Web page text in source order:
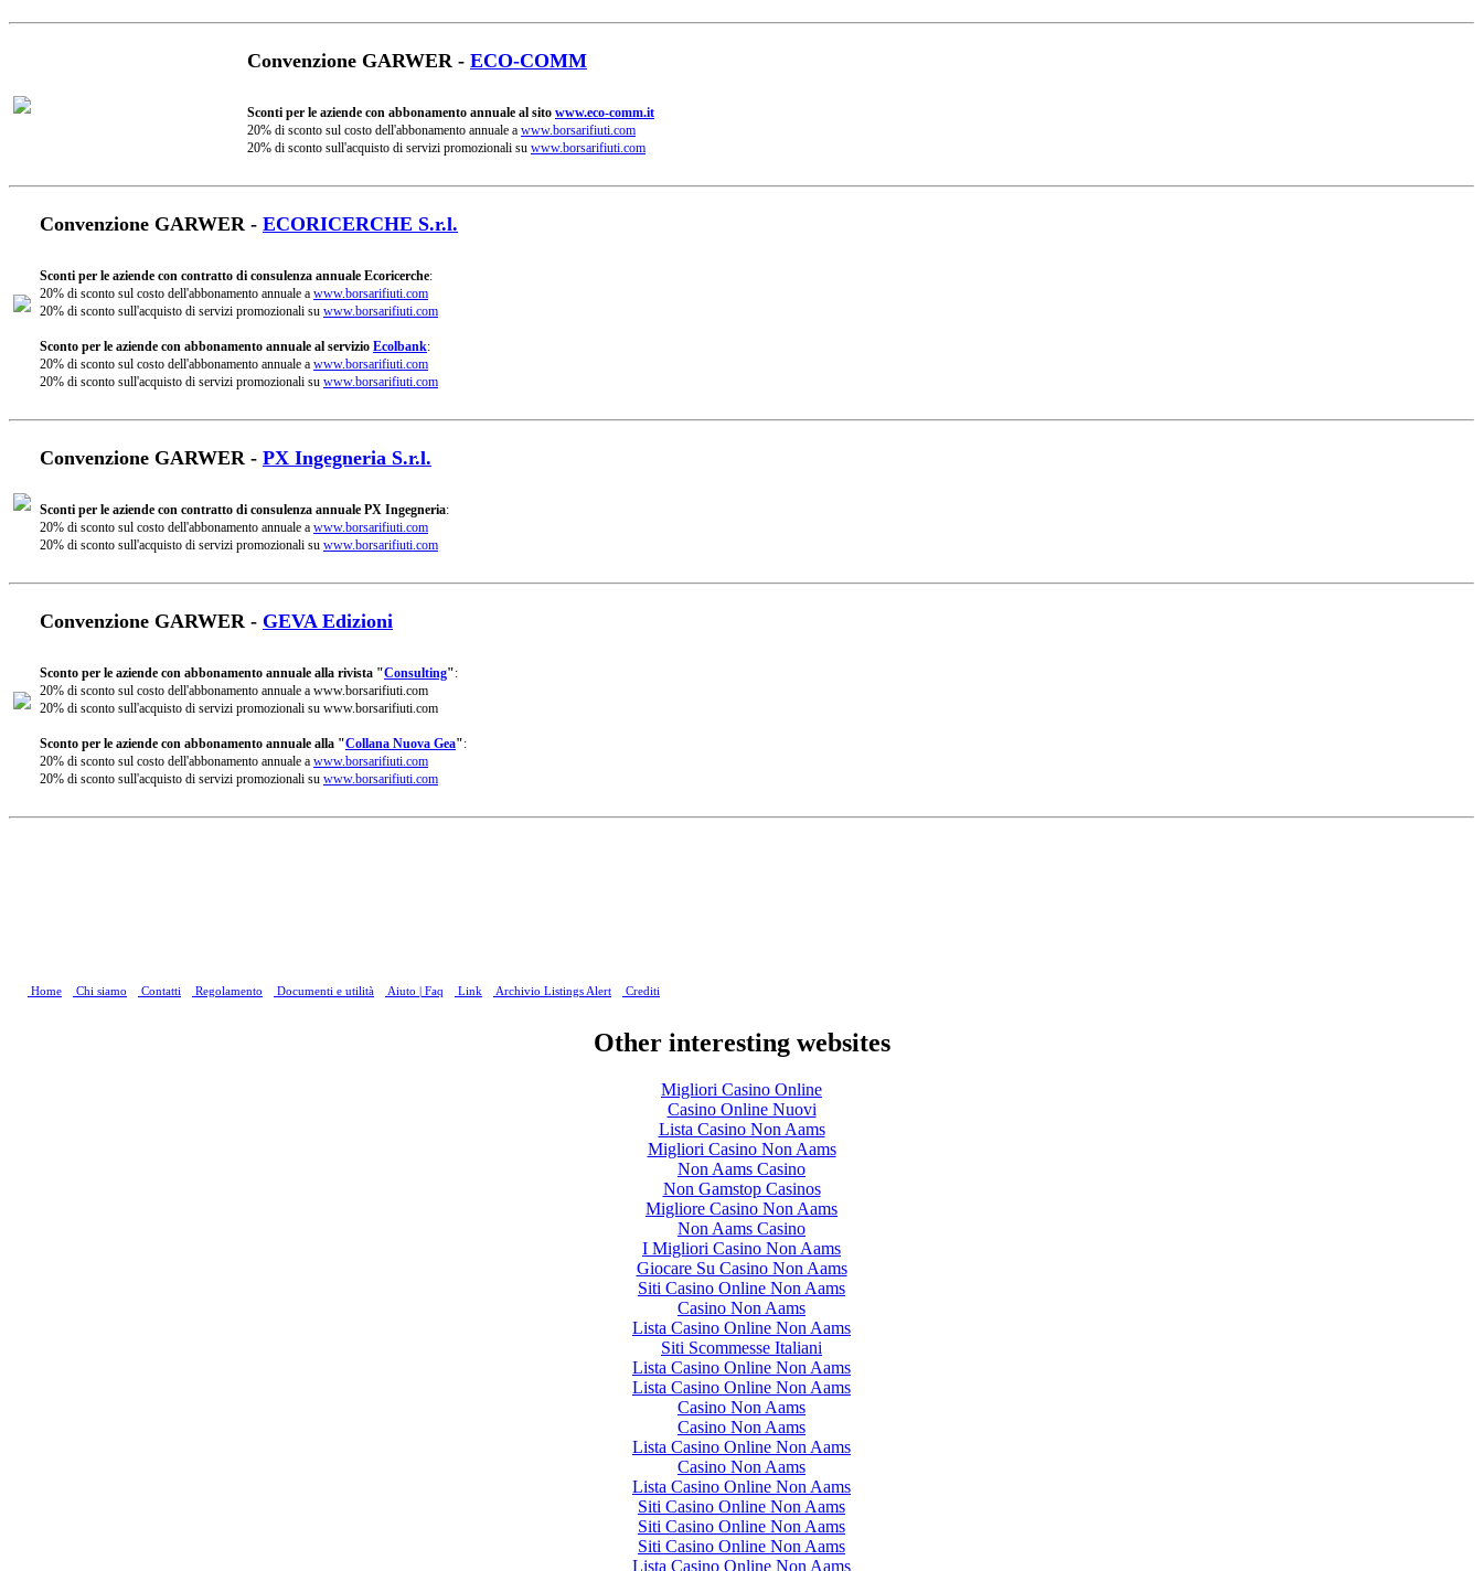
Convenzione GARWER - ECO-COMM
Sconti per le aziende con abbonamento annuale al sito www.eco-comm.it
20% di sconto sul costo dell'abbonamento annuale a www.borsarifiuti.com
20% di sconto sull'acquisto di servizi promozionali su www.borsarifiuti.com
Convenzione GARWER - ECORICERCHE S.r.l.
Sconti per le aziende con contratto di consulenza annuale Ecoricerche:
20% di sconto sul costo dell'abbonamento annuale a www.borsarifiuti.com
20% di sconto sull'acquisto di servizi promozionali su www.borsarifiuti.com
Sconto per le aziende con abbonamento annuale al servizio Ecolbank:
20% di sconto sul costo dell'abbonamento annuale a www.borsarifiuti.com
20% di sconto sull'acquisto di servizi promozionali su www.borsarifiuti.com
Convenzione GARWER - PX Ingegneria S.r.l.
Sconti per le aziende con contratto di consulenza annuale PX Ingegneria:
20% di sconto sul costo dell'abbonamento annuale a www.borsarifiuti.com
20% di sconto sull'acquisto di servizi promozionali su www.borsarifiuti.com
Convenzione GARWER - GEVA Edizioni
Sconto per le aziende con abbonamento annuale alla rivista "Consulting":
20% di sconto sul costo dell'abbonamento annuale a www.borsarifiuti.com
20% di sconto sull'acquisto di servizi promozionali su www.borsarifiuti.com
Sconto per le aziende con abbonamento annuale alla "Collana Nuova Gea":
20% di sconto sul costo dell'abbonamento annuale a www.borsarifiuti.com
20% di sconto sull'acquisto di servizi promozionali su www.borsarifiuti.com
Home Chi siamo Contatti Regolamento Documenti e utilità Aiuto | Faq Link Archivio Listings Alert Crediti
Other interesting websites
Migliori Casino Online
Casino Online Nuovi
Lista Casino Non Aams
Migliori Casino Non Aams
Non Aams Casino
Non Gamstop Casinos
Migliore Casino Non Aams
Non Aams Casino
I Migliori Casino Non Aams
Giocare Su Casino Non Aams
Siti Casino Online Non Aams
Casino Non Aams
Lista Casino Online Non Aams
Siti Scommesse Italiani
Lista Casino Online Non Aams
Lista Casino Online Non Aams
Casino Non Aams
Casino Non Aams
Lista Casino Online Non Aams
Casino Non Aams
Lista Casino Online Non Aams
Siti Casino Online Non Aams
Siti Casino Online Non Aams
Siti Casino Online Non Aams
Lista Casino Online Non Aams